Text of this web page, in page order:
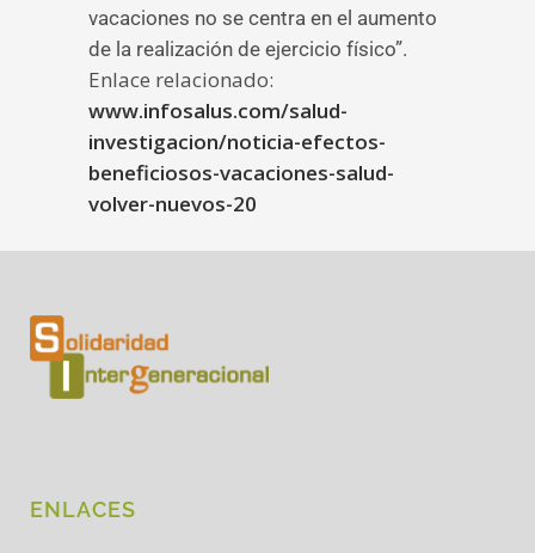
vacaciones no se centra en el aumento
de la realización de ejercicio físico”.
Enlace relacionado:
www.infosalus.com/salud-
investigacion/noticia-efectos-
beneficiosos-vacaciones-salud-
volver-nuevos-20
ENLACES